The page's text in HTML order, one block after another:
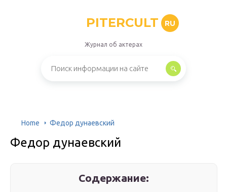
PITERCULT RU
Журнал об актерах
Home Федор дунаевский
Федор дунаевский
Содержание: